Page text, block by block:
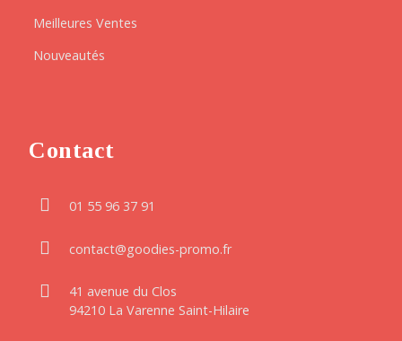
Meilleures Ventes
Nouveautés
Contact
01 55 96 37 91
contact@goodies-promo.fr
41 avenue du Clos
94210 La Varenne Saint-Hilaire